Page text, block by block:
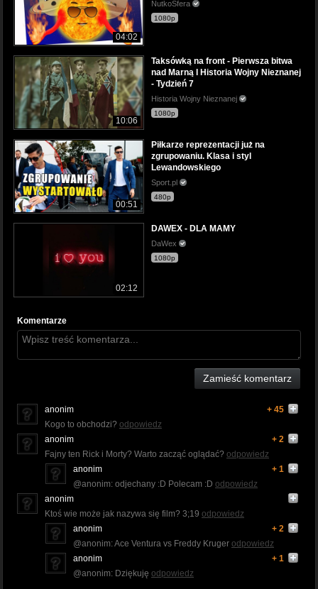
04:02
NutkoSfera
1080p
10:06
Taksówką na front - Pierwsza bitwa
nad Marną I Historia Wojny Nieznanej
- Tydzień 7
Historia Wojny Nieznanej
1080p
00:51
Piłkarze reprezentacji już na
zgrupowaniu. Klasa i styl
Lewandowskiego
Sport.pl
480p
02:12
DAWEX - DLA MAMY
DaWex
1080p
Komentarze
Zamieść komentarz
anonim
+ 45
Kogo to obchodzi? odpowiedz
anonim
+ 2
Fajny ten Rick i Morty? Warto zacząć oglądać? odpowiedz
anonim
+ 1
@anonim: odjechany :D Polecam :D odpowiedz
anonim
Ktoś wie może jak nazywa się film? 3;19 odpowiedz
anonim
+ 2
@anonim: Ace Ventura vs Freddy Kruger odpowiedz
anonim
+ 1
@anonim: Dziękuję odpowiedz